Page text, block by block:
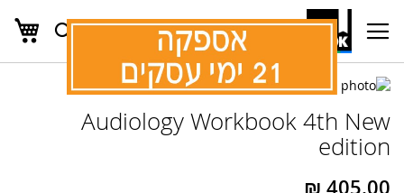
Skip
Content
חפש
Audiology Workbook 4th New
edition
לדלג
של
גלריית
תמונות
להתחלה
של
גלריית